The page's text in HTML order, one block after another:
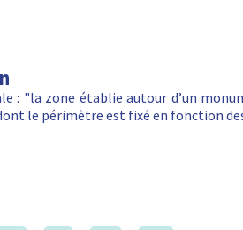
: "la zone établie autour d’un
le périmètre est fixé en fonction